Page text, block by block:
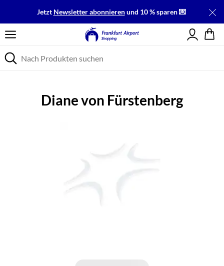
Jetzt Newsletter abonnierenund 10 % sparen 💌
Einloggen
Diane von Fürstenberg